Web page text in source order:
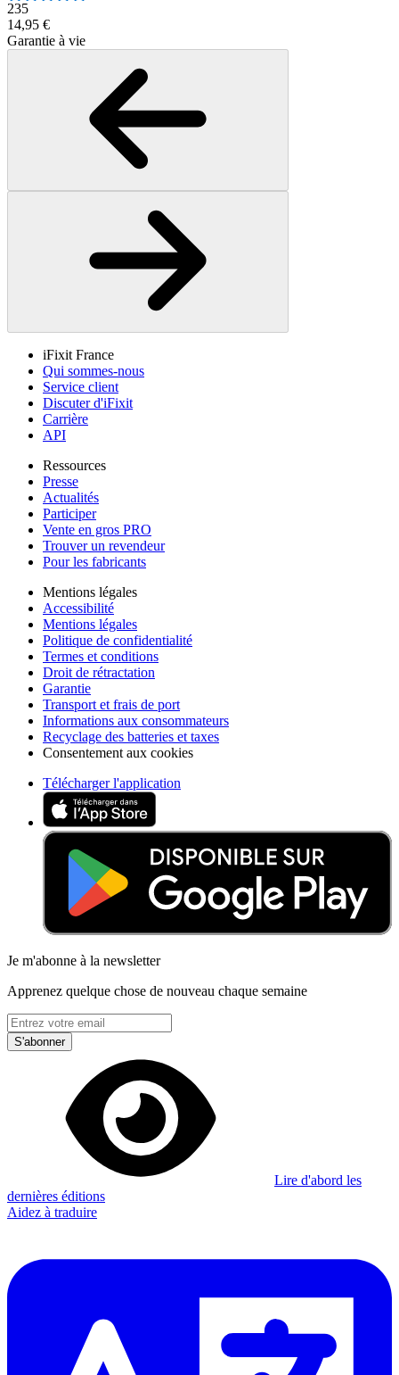
235
14,95 €
Garantie à vie
iFixit France
Qui sommes-nous
Service client
Discuter d'iFixit
Carrière
API
Ressources
Presse
Actualités
Participer
Vente en gros PRO
Trouver un revendeur
Pour les fabricants
Mentions légales
Accessibilité
Mentions légales
Politique de confidentialité
Termes et conditions
Droit de rétractation
Garantie
Transport et frais de port
Informations aux consommateurs
Recyclage des batteries et taxes
Consentement aux cookies
Télécharger l'application
Je m'abonne à la newsletter
Apprenez quelque chose de nouveau chaque semaine
S'abonner
Lire d'abord les
dernières éditions
Aidez à traduire